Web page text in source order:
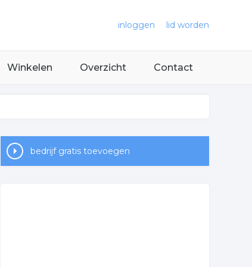
inloggen lid worden
Winkelen Overzicht Contact
bedrijf gratis toevoegen